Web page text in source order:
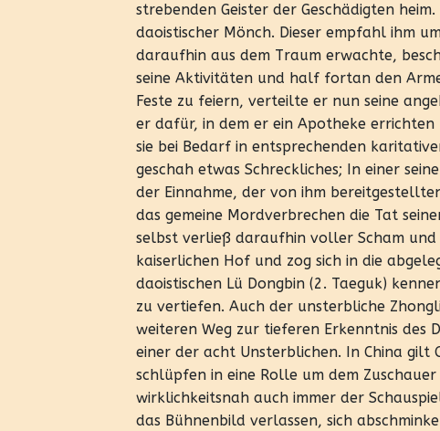
strebenden Geister der Geschädigten
daoistischer Mönch. Dieser empfahl ihm
daraufhin aus dem Traum erwachte,
seine Aktivitäten und half fortan den
Feste zu feiern, verteilte er nun seine
er dafür, in dem er ein Apotheke
sie bei Bedarf in entsprechenden
geschah etwas Schreckliches; In einer
der Einnahme, der von ihm
das gemeine Mordverbrechen die Tat
selbst verließ daraufhin voller Scham
kaiserlichen Hof und zog sich in die
daoistischen Lü Dongbin (2. Taeguk)
zu vertiefen. Auch der unsterbliche
weiteren Weg zur tieferen Erkenntnis des
einer der acht Unsterblichen. In China gilt
schlüpfen in eine Rolle um dem
wirklichkeitsnah auch immer der
das Bühnenbild verlassen, sich